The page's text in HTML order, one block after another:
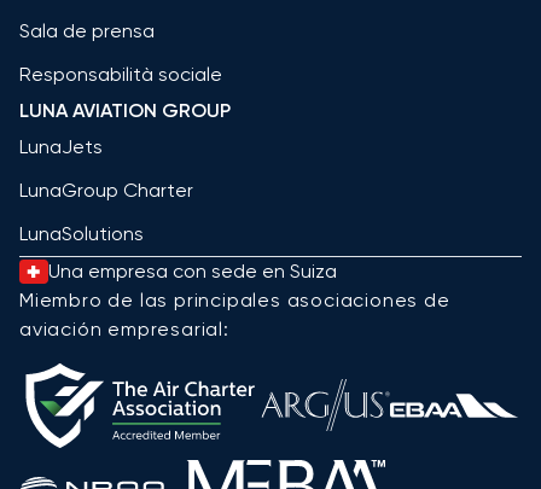
Sala de prensa
Responsabilità sociale
LUNA AVIATION GROUP
LunaJets
LunaGroup Charter
LunaSolutions
Una empresa con sede en Suiza
Miembro de las principales asociaciones de
aviación empresarial: